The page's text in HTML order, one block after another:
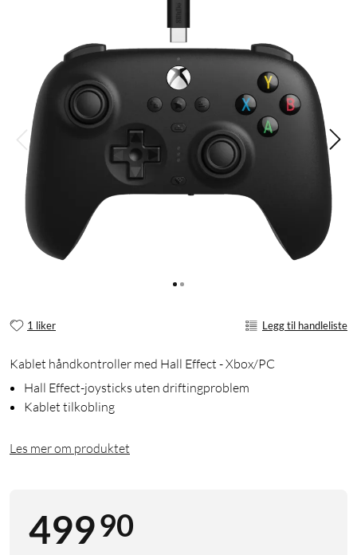
1 liker Legg til handleliste
Kablet håndkontroller med Hall Effect - Xbox/PC
Hall Effect-joysticks uten driftingproblem
Kablet tilkobling
Les mer om produktet
49990